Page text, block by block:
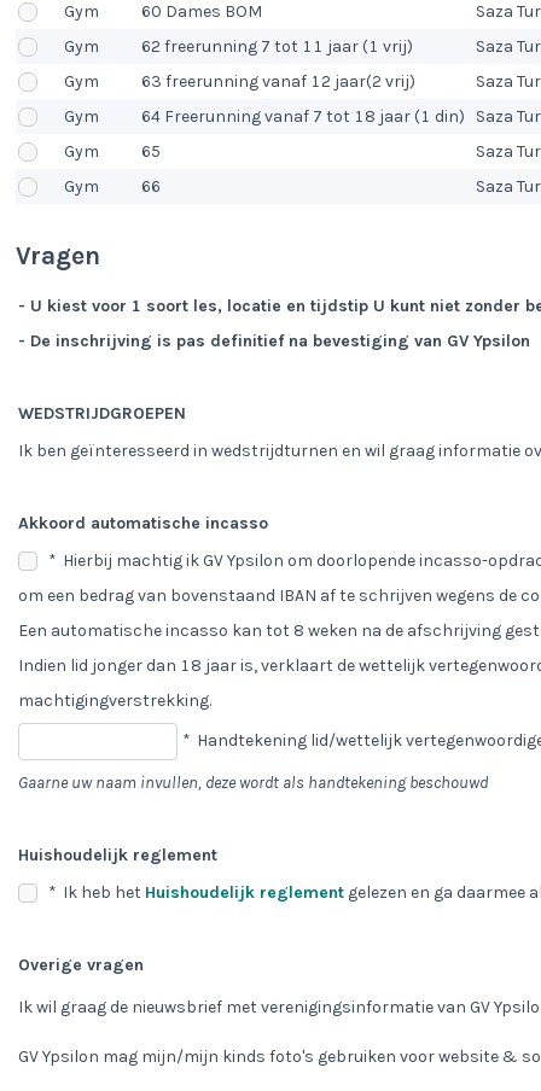
Gym
60 Dames BOM
Saza
Gym
62 freerunning 7 tot 11 jaar (1 vrij)
Saza
Gym
63 freerunning vanaf 12 jaar(2 vrij)
Saza
Gym
64 Freerunning vanaf 7 tot 18 jaar (1 din)
Saza
Gym
65
Saza
Gym
66 Saza
Vragen
- U kiest voor 1 soort les, locatie en tijdstip U kunt niet zonder
- De inschrijving is pas definitief na bevestiging van GV Ypsilon
WEDSTRIJDGROEPEN
Ik ben geïnteresseerd in wedstrijdturnen en wil graag informatie
Akkoord automatische incasso
* Hierbij machtig ik GV Ypsilon om doorlopende incasso-
om een bedrag van bovenstaand IBAN af te schrijven wegens de
Een automatische incasso kan tot 8 weken na de afschrijving
Indien lid jonger dan 18 jaar is, verklaart de wettelijk
machtigingverstrekking.
* Handtekening lid/wettelijk
Gaarne uw naam invullen, deze wordt als handtekening beschouwd
Huishoudelijk reglement
* Ik heb het Huishoudelijk reglement gelezen en ga daarmee
Overige vragen
Ik wil graag de nieuwsbrief met verenigingsinformatie van GV
GV Ypsilon mag mijn/mijn kinds foto's gebruiken voor website &